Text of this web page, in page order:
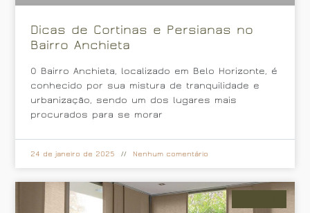
Dicas de Cortinas e Persianas no
Bairro Anchieta
O Bairro Anchieta, localizado em Belo Horizonte, é
conhecido por sua mistura de tranquilidade e
urbanização, sendo um dos lugares mais
procurados para se morar
24 de janeiro de 2025 Nenhum comentário